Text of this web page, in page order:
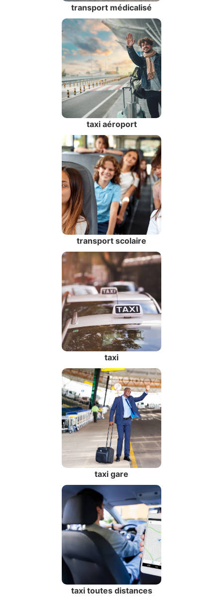
transport médicalisé
taxi aéroport
transport scolaire
taxi
taxi gare
taxi toutes distances